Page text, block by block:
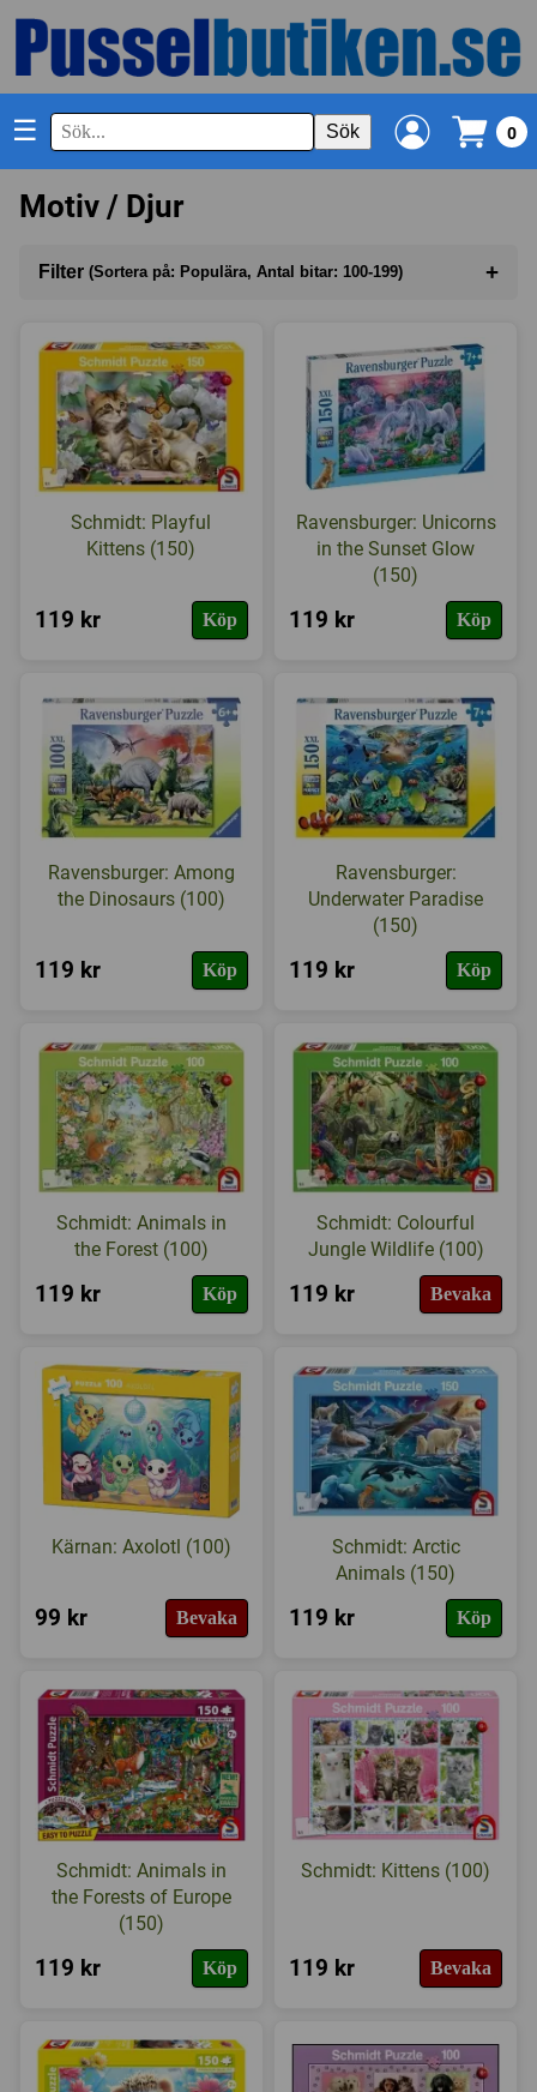
☰ Sök 0
Motiv / Djur
Filter (Sortera på: Populära, Antal bitar: 100-199) +
Antal bitar(100-199)
I lager
Schmidt: Playful
Kittens (150)
119 kr Köp
Ravensburger: Unicorns
in the Sunset Glow
(150)
119 kr Köp
Ravensburger: Among
the Dinosaurs (100)
119 kr Köp
Ravensburger:
Underwater Paradise
(150)
119 kr Köp
Schmidt: Animals in
the Forest (100)
119 kr Köp
Schmidt: Colourful
Jungle Wildlife (100)
119 kr Bevaka
Kärnan: Axolotl (100)
99 kr Bevaka
Schmidt: Arctic
Animals (150)
119 kr Köp
Schmidt: Animals in
the Forests of Europe
(150)
119 kr Köp
Schmidt: Kittens (100)
119 kr Bevaka